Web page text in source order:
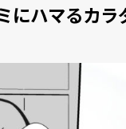
にハマるカ